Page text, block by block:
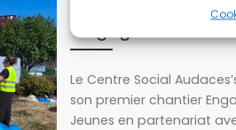
“Engagement
Le Centre Social
son premier chantier
Jeunes en partenariat